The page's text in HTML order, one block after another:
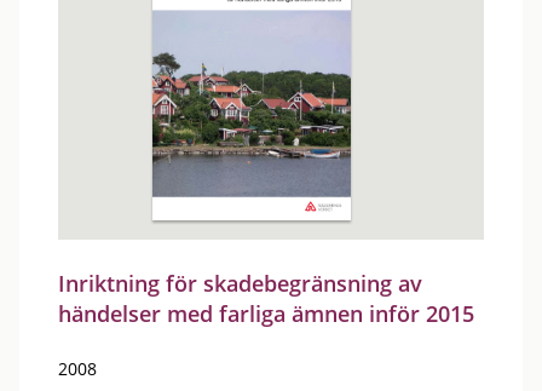
Inriktning för skadebegränsning av
händelser med farliga ämnen inför 2015
2008